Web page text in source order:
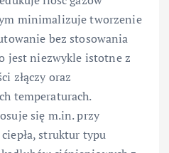
minimalizuje tworzenie
bez stosowania
jest niezwykle istotne z
złączy oraz
temperaturach.
się m.in. przy
struktur typu